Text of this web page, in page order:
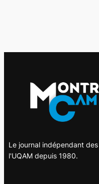
Le journal indépendant
l'UQAM depuis 1980.